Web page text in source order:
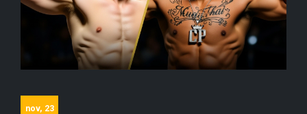
nov, 23